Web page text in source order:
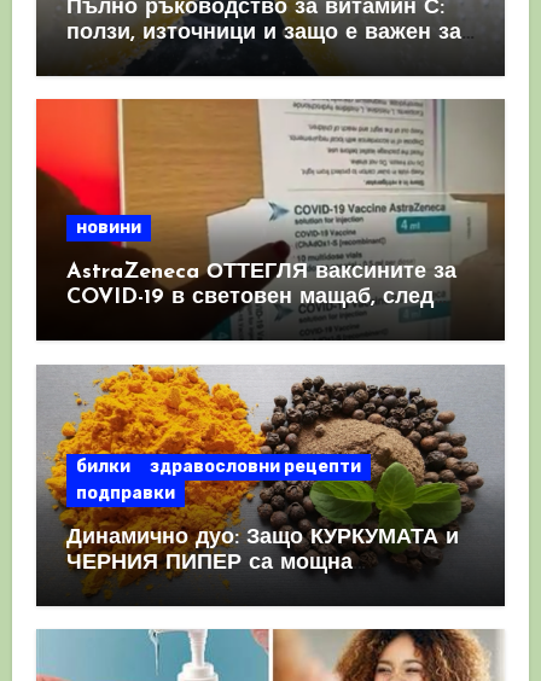
Пълно ръководство за витамин С:
ползи, източници и защо е важен за
имунната система
новини
AstraZeneca ОТТЕГЛЯ ваксините за
COVID-19 в световен мащаб, след
като призна, че те причиняват
билки
здравословни рецепти
подправки
Динамично дуо: Защо КУРКУМАТА и
ЧЕРНИЯ ПИПЕР са мощна
комбинация